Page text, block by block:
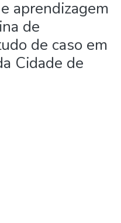
aprendizagem
de
de caso em
Cidade de